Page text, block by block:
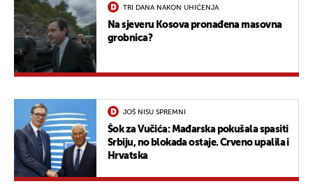
TRI DANA NAKON UHIĆENJA
Na sjeveru Kosova pronađena masovna
grobnica?
JOŠ NISU SPREMNI
Šok za Vučića: Mađarska pokušala spasiti
Srbiju, no blokada ostaje. Crveno upalila i
Hrvatska